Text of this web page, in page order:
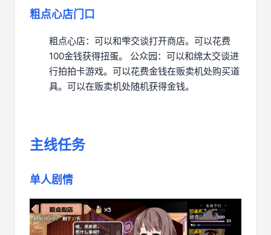
粗点心店门口
粗点心店：可以和雫交谈打开商店。可以花费
100金钱获得扭蛋。
公众园：可以和绵太交谈进
行拍拍卡游戏。可以花费金钱在贩卖机处购买道
具。可以在贩卖机处随机获得金钱。
主线任务
单人剧情